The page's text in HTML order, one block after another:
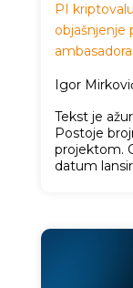
PI
objašnjenje
ambasadora
Igor
Tekst je
Postoje
projektom.
datum